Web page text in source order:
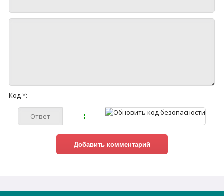
Код *: